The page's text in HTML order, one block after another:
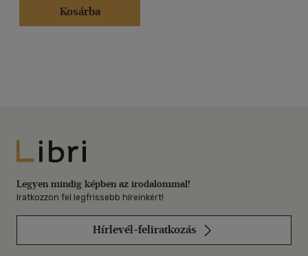
Kosárba
Libri
Legyen mindig képben az irodalommal!
Iratkozzon fel legfrissebb híreinkért!
Hírlevél-feliratkozás